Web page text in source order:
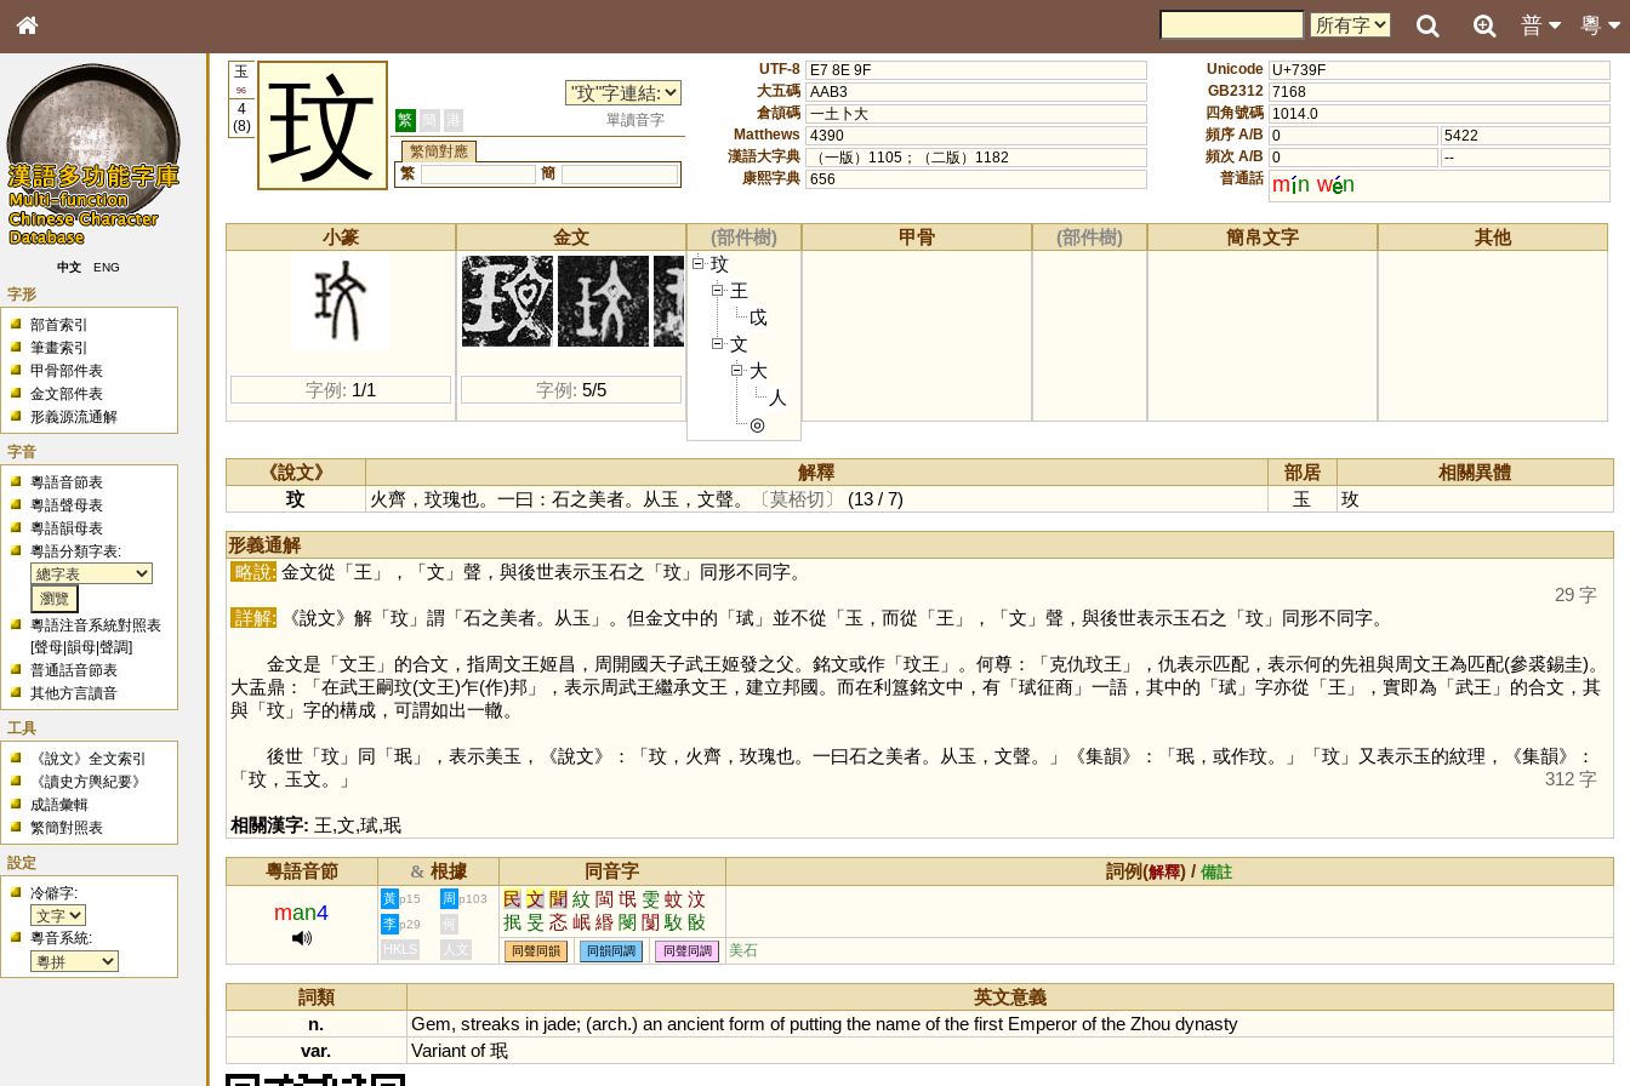
粵
普
中文 ENG
字形
部首索引
筆畫索引
甲骨部件表
金文部件表
形義源流通解
字音
粵語音節表
粵語聲母表
粵語韻母表
粵語分類字表:
粵語注音系統對照表
[聲母 |韻母 |聲調]
普通話音節表
其他方言讀音
工具
《說文》全文索引
《讀史方輿紀要》
成語彙輯
繁簡對照表
設定
冷僻字:
粵音系統:
玉
96
4
(8)
玟 繁 簡 港
單讀音字
繁簡對應
繁
簡
UTF-8
E7 8E 9F
大五碼 AAB3
倉頡碼 一土卜大
Matthews
4390
漢語大字典
（一版）1105；（二版）1182
康熙字典 656
Unicode U+739F
GB2312 7168
四角號碼 1014.0
頻序 A/B 0
5422
頻次 A/B 0
--
普通話 m n w n
小篆
字例: 1/1
金文
字例: 5/5
(部件樹)
玟
王
戉
文
大
人
◎
甲骨 (部件樹) 簡帛文字 其他
《說文》 解釋 部居
相關異體
玟
火齊，玟瑰也。一曰：石之美者。从玉，文聲。 〔莫桮切〕 (13 / 7) 玉 玫
形義通解
略說: 金文從「王 」，「文 」聲，與後世表示玉石之「玟」同形不同字。
29 字
詳解: 《說文》解「玟」謂「石之美者。从玉」。但金文中的「珷」並不從「玉，而從「王 」，「文 」聲，與後世表示玉石之「玟」同形不同字。
金文是「文王」的合文，指周文王姬昌，周開國天子武王姬發之父。銘文或作「玟王」。何尊：「克仇玟王」，仇表示匹配，表示何的先祖與周文王為匹配(參裘錫圭)。
大盂鼎：「在武王嗣玟(文王)乍(作)邦」，表示周武王繼承文王，建立邦國。而在利簋銘文中，有「珷征商」一語，其中的「珷」字亦從「王 」，實即為「武王」的合文，其
與「玟」字的構成，可謂如出一轍。
後世「玟」同「珉」，表示美玉，《說文》：「玟，火齊，玫瑰也。一曰石之美者。从玉，文聲。」《集韻》：「珉，或作玟。」「玟」又表示玉的紋理，《集韻》：
「玟，玉文。」
312 字
相關漢字: 王,文,珷,珉
粵語音節 & 根據 同音字 詞例(解釋) /備註
man4
黃 p15 周 p103 民 文 聞 紋 閩 氓 雯 蚊 汶
抿 旻 忞 岷 緡 閿 闅 駇 敯
鳼 錉 鈱 蕄 芠 閺 琝 崏 魰
甿 璺 鼆 鼤 痻 罠 旼 苠
李 p29
何
HKLS
人文 同聲同韻 同韻同調 同聲同調 美石
詞類
英文意義
n.
Gem, streaks in jade; (arch.) an ancient form of putting the name of the first Emperor of the Zhou dynasty
var.
Variant of珉